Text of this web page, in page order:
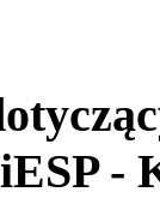
-